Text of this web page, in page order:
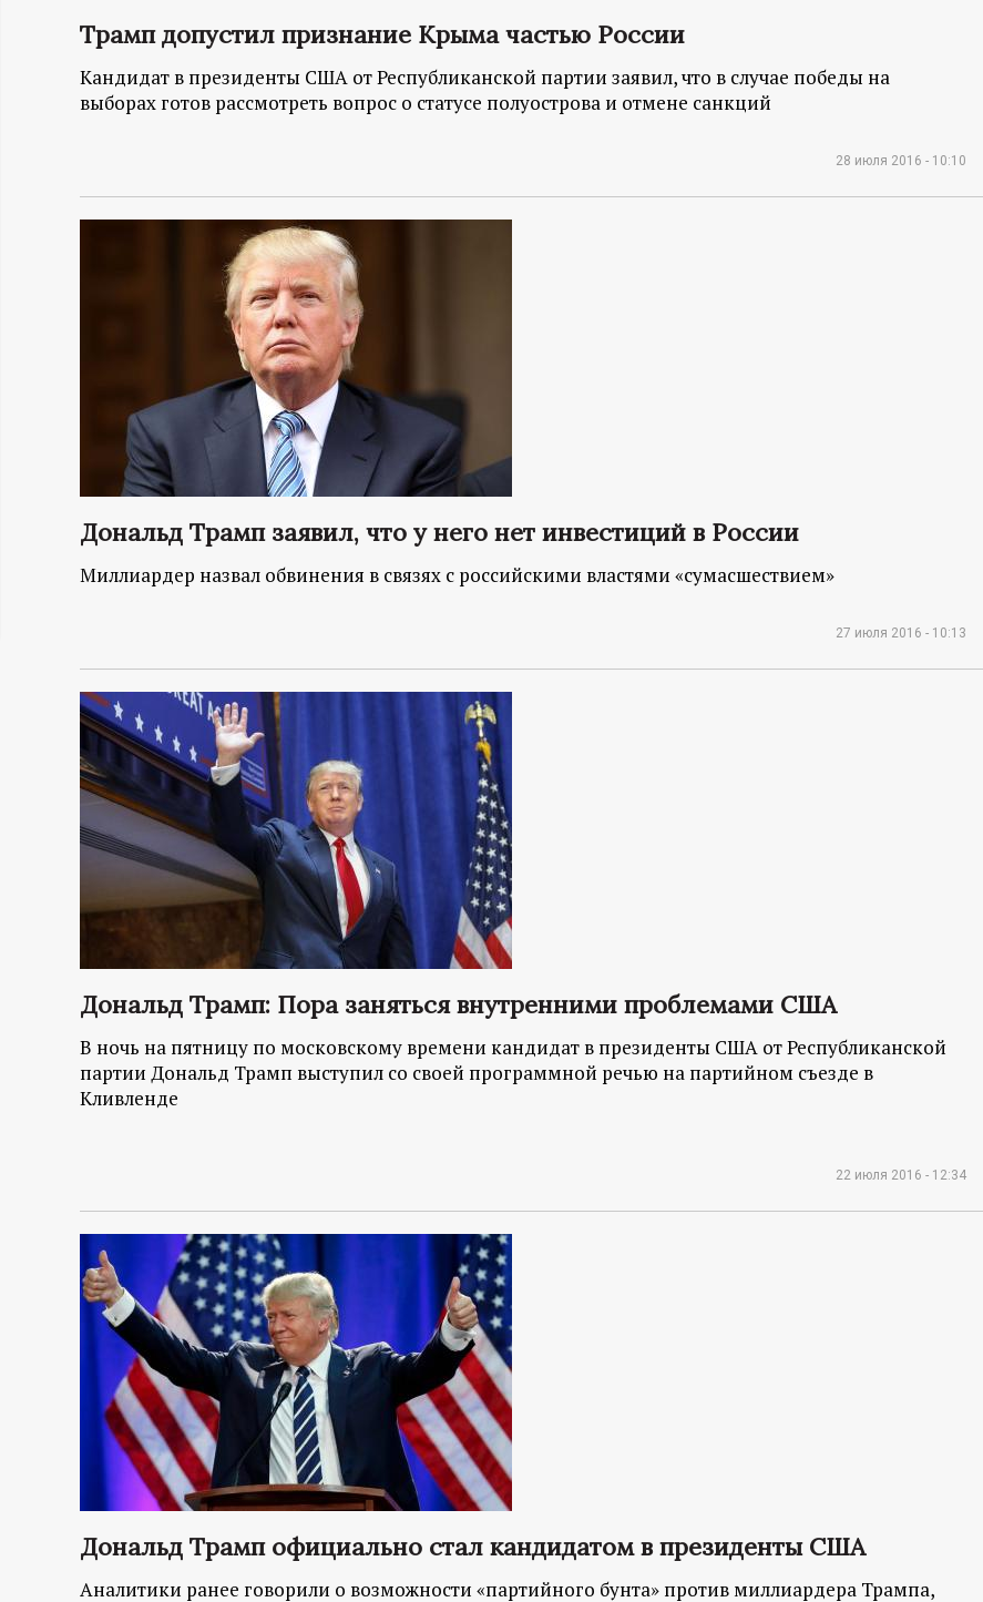
Н
-
н
ц
и
н
н
ы
й
п
р
т
а
Трамп допустил признание Крыма частью России
Кандидат в президенты США от Республиканской партии заявил, что в случае победы на
выборах готов рассмотреть вопрос о статусе полуострова и отмене санкций
28 июля 2016 - 10:10
Дональд Трамп заявил, что у него нет инвестиций в России
Миллиардер назвал обвинения в связях с российскими властями «сумасшествием»
27 июля 2016 - 10:13
Дональд Трамп: Пора заняться внутренними проблемами США
В ночь на пятницу по московскому времени кандидат в президенты США от Республиканской
партии Дональд Трамп выступил со своей программной речью на партийном съезде в
Кливленде
22 июля 2016 - 12:34
Дональд Трамп официально стал кандидатом в президенты США
Аналитики ранее говорили о возможности «партийного бунта» против миллиардера Трампа,